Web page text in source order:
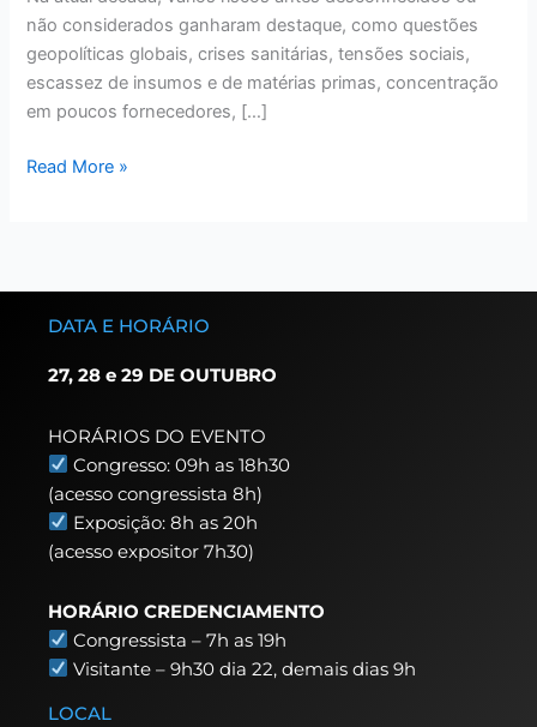
não considerados ganharam destaque, como questões
geopolíticas globais, crises sanitárias, tensões sociais,
escassez de insumos e de matérias primas, concentração
em poucos fornecedores, […]
Read More »
DATA E HORÁRIO
27, 28 e 29 DE OUTUBRO
HORÁRIOS DO EVENTO
Congresso: 09h as 18h30
(acesso congressista 8h)
Exposição: 8h as 20h
(acesso expositor 7h30)
HORÁRIO CREDENCIAMENTO
Congressista – 7h as 19h
Visitante – 9h30 dia 22,demais dias 9h
LOCAL